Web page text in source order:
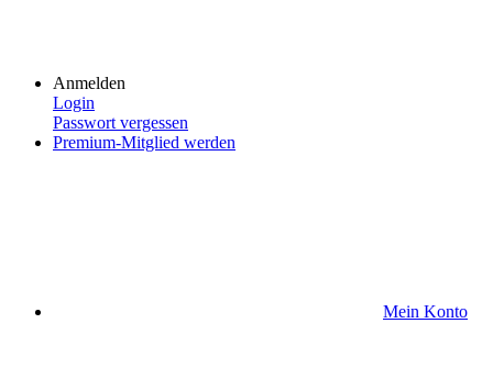
Anmelden
Login
Passwort vergessen
Premium-Mitglied werden
Mein Konto